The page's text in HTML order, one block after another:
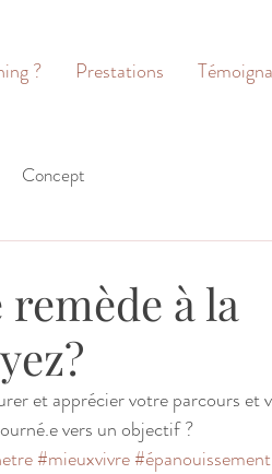
? Prestations
Concept
à la
et apprécier votre parcours et
vers un objectif ?
#mieuxvivre#épanouissement